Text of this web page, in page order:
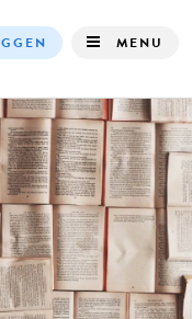
navigation
MENU